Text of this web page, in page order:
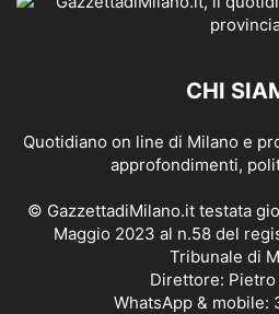
CHI
Quotidiano on line di Milano e
approfondimenti,
© GazzettadiMilano.it testata
Maggio 2023 al n.58 del
Tribunale di
Direttore:
WhatsApp & mobile: